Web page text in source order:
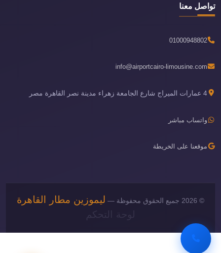
تواصل معنا
01000948802
info@airportcairo-limousine.com
4 عمارات الميراج شارع الجامعة زهراء مدينة نصر القاهرة مصر
واتساب مباشر
موقعنا على الخريطة
© 2026 جميع الحقوق محفوظة —
ليموزين مطار القاهرة